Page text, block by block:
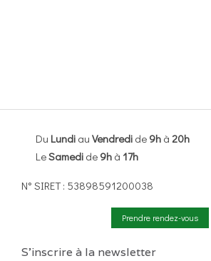
Du Lundi au Vendredi de 9h à 20h
LeSamedi de 9h à 17h
N° SIRET : 53898591200038
Prendre rendez-vous
S'inscrire à la newsletter